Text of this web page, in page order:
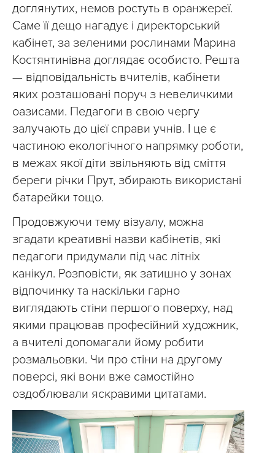
доглянутих, немов ростуть в оранжереї.
Саме її дещо нагадує і директорський
кабінет, за зеленими рослинами Марина
Костянтинівна доглядає особисто. Решта
— відповідальність вчителів, кабінети
яких розташовані поруч з невеличкими
оазисами. Педагоги в свою чергу
залучають до цієї справи учнів. І це є
частиною екологічного напрямку роботи,
в межах якої діти звільняють від сміття
береги річки Прут, збирають використані
батарейки тощо.
Продовжуючи тему візуалу, можна
згадати креативні назви кабінетів, які
педагоги придумали під час літніх
канікул. Розповісти, як затишно у зонах
відпочинку та наскільки гарно
виглядають стіни першого поверху, над
якими працював професійний художник,
а вчителі допомагали йому робити
розмальовки. Чи про стіни на другому
поверсі, які вони вже самостійно
оздоблювали яскравими цитатами.